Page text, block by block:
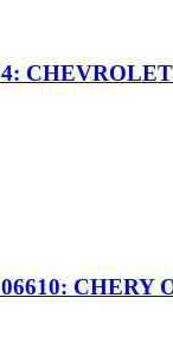
CHERY